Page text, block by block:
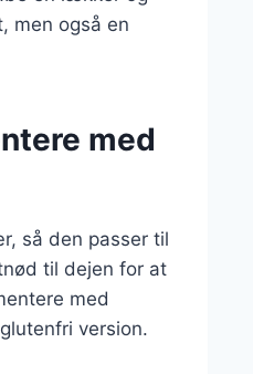
men også en
med
så den passer til
til dejen for at
med
version.